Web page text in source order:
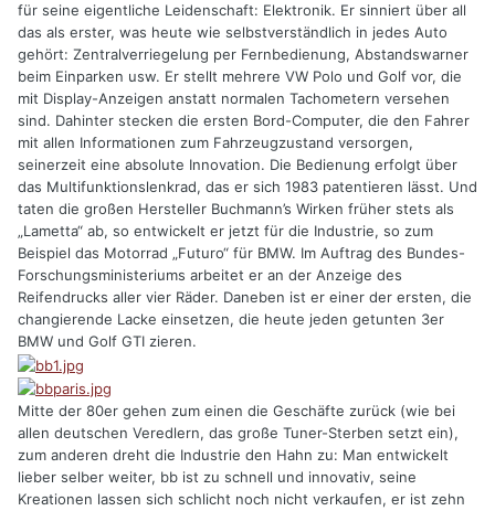
für seine eigentliche Leidenschaft: Elektronik. Er sinniert über all
das als erster, was heute wie selbstverständlich in jedes Auto
gehört: Zentralverriegelung per Fernbedienung, Abstandswarner
beim Einparken usw. Er stellt mehrere VW Polo und Golf vor, die
mit Display-Anzeigen anstatt normalen Tachometern versehen
sind. Dahinter stecken die ersten Bord-Computer, die den Fahrer
mit allen Informationen zum Fahrzeugzustand versorgen,
seinerzeit eine absolute Innovation. Die Bedienung erfolgt über
das Multifunktionslenkrad, das er sich 1983 patentieren lässt. Und
taten die großen Hersteller Buchmann’s Wirken früher stets als
„Lametta“ ab, so entwickelt er jetzt für die Industrie, so zum
Beispiel das Motorrad „Futuro“ für BMW. Im Auftrag des Bundes-
Forschungsministeriums arbeitet er an der Anzeige des
Reifendrucks aller vier Räder. Daneben ist er einer der ersten, die
changierende Lacke einsetzen, die heute jeden getunten 3er
BMW und Golf GTI zieren.
Mitte der 80er gehen zum einen die Geschäfte zurück (wie bei
allen deutschen Veredlern, das große Tuner-Sterben setzt ein),
zum anderen dreht die Industrie den Hahn zu: Man entwickelt
lieber selber weiter, bb ist zu schnell und innovativ, seine
Kreationen lassen sich schlicht noch nicht verkaufen, er ist zehn